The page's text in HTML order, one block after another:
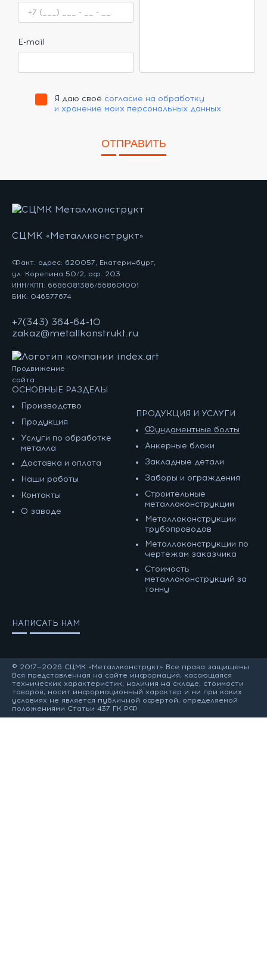
E-mail
Я даю своё согласие на обработку
и хранение моих персональных данных
ОТПРАВИТЬ
СЦМК «Металлконструкт»
Факт. адрес: 620057, Екатеринбург,
ул. Корепина 50/2, оф. 203
ИНН/КПП: 6686081386/668601001
БИК: 046577674
+7(343) 364-64-10
zakaz@metallkonstrukt.ru
Продвижение
сайта
ОСНОВНЫЕ РАЗДЕЛЫ
Производство
Продукция
Услуги по обработке
металла
Доставка и оплата
Наши работы
Контакты
О заводе
ПРОДУКЦИЯ И УСЛУГИ
Фундаментные болты
Анкерные блоки
Закладные детали
Заборы и ограждения
Строительные
металлоконструкции
Металлоконструкции
трубопроводов
Металлоконструкции по
чертежам заказчика
Cтоимость
металлоконструкций за
тонну
НАПИСАТЬ НАМ
© 2017—2026 СЦМК «Металлконструкт» Все права защищены.
Вся представленная на сайте информация, касающаяся
технических характеристик, наличия на складе, стоимости
товаров, носит информационный характер и ни при каких
условиях не является публичной офертой, определяемой
положениями Статьи 437 ГК РФ